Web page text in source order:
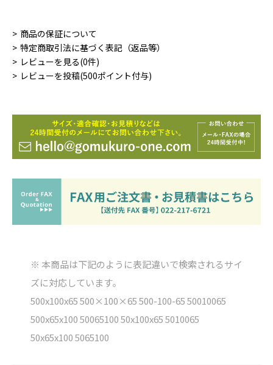
商品の保証について
特定商取引法に基づく表記（返品等）
レビューを見る(0件)
レビューを投稿(500ポイント付与)
※ 本商品は下記のように表記違いで検索されるサイ
ズに対応しています。
500x100x65 500×100×65 500-100-65 50010065
500x65x100 50065100 50x100x65 5010065
50x65x100 5065100